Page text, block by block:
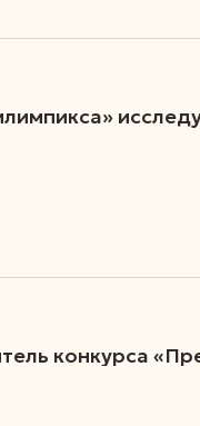
конкурса